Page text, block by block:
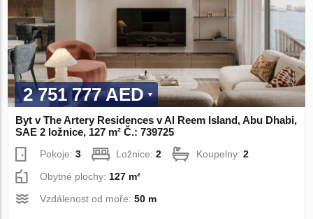
2 751 777 AED
Byt v The Artery Residences v Al Reem Island, Abu Dhabi,
SAE 2 ložnice, 127 m² Č.: 739725
Pokoje:3 Ložnice:2 Koupelny:2
Obytné plochy:127 m²
Vzdálenost od moře:50 m